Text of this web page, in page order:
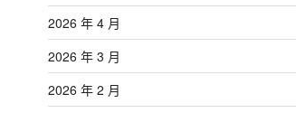
2026 年 4 月
2026 年 3 月
2026 年 2 月